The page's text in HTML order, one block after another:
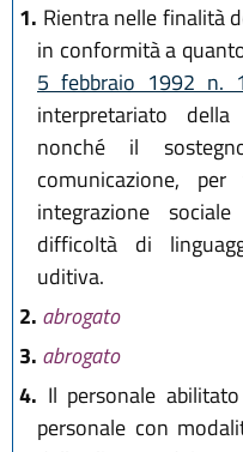
1. Rientra nelle finalità
in conformità a
5 febbraio 1992 n.
interpretariato
nonché il
comunicazione,
integrazione
difficoltà di
uditiva.
2. abrogato
3. abrogato
4. Il personale
personale con